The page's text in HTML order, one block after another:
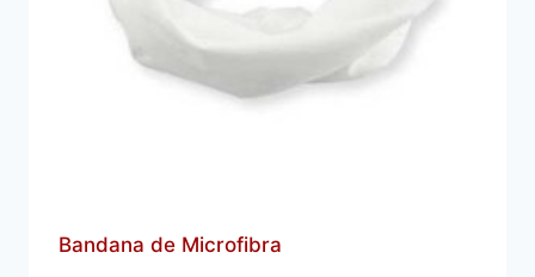
Bandana de Microfibra